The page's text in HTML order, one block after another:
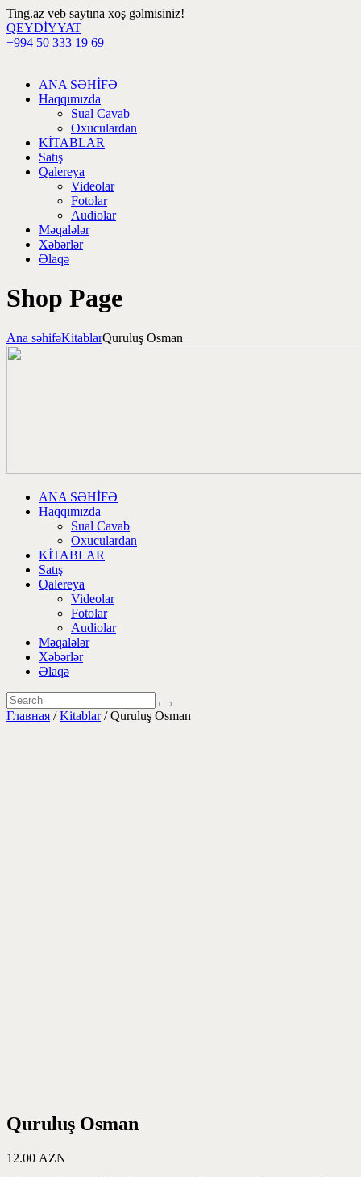
Ting.az veb saytına xoş gəlmisiniz!
QEYDİYYAT
+994 50 333 19 69
ANA SƏHİFƏ
Haqqımızda
Sual Cavab
Oxuculardan
KİTABLAR
Satış
Qalereya
Videolar
Fotolar
Audiolar
Məqalələr
Xəbərlər
Əlaqə
Shop Page
Ana səhifəKitablarQuruluş Osman
ANA SƏHİFƏ
Haqqımızda
Sual Cavab
Oxuculardan
KİTABLAR
Satış
Qalereya
Videolar
Fotolar
Audiolar
Məqalələr
Xəbərlər
Əlaqə
Главная /Kitablar/ Quruluş Osman
Quruluş Osman
12.00 AZN